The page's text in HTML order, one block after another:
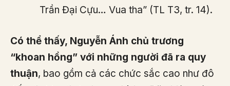
Trần Đại Cựu… Vua tha” (TL T3, tr. 14).
Có thể thấy, Nguyễn Ánh chủ trương
“khoan hồng” với những người đã ra quy
thuận, bao gồm cả các chức sắc cao như đô